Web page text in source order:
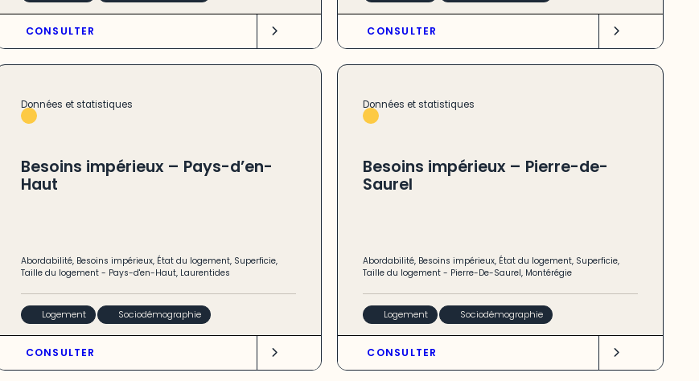
CONSULTER CONSULTER
Données et statistiques
Besoins impérieux – Pays-d’en-
Haut
Abordabilité, Besoins impérieux, État du logement, Superficie,
Taille du logement- Pays-d'en-Haut, Laurentides
Logement Sociodémographie
CONSULTER
Données et statistiques
Besoins impérieux – Pierre-de-
Saurel
Abordabilité, Besoins impérieux, État du logement, Superficie,
Taille du logement- Pierre-De-Saurel, Montérégie
Logement Sociodémographie
CONSULTER